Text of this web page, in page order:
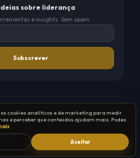
sobre liderança
e insights. Sem spam.
Subscrever
·Grupo TSO®
pela DGERT
cookies analíticos e de marketing para medir
e perceber que conteúdos ajudam mais. Podes
Aceitar